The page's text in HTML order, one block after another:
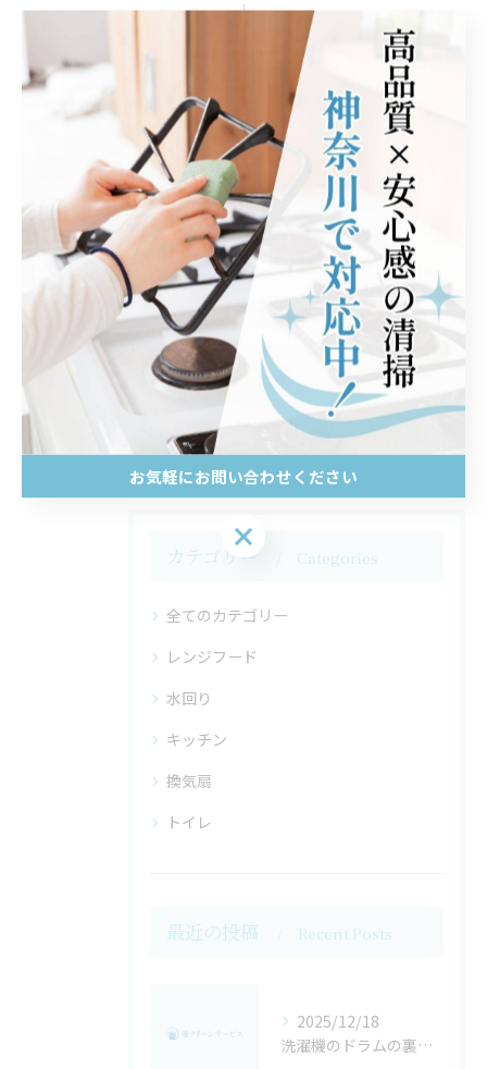
関連タグ
#エアコンクリーニング #神奈川 #平塚市
#清潔 #ハウスダスト #ゴキブリ
#ドレンホース洗浄 #エアコンの水漏れ
#ハウスクリーニング #小田原市
#伊勢原市 #茅ヶ崎市 #藤沢市 #厚木市
#海老名市 #大磯町 #二宮町 #大井町
#松田町
カテゴリー Categories
全てのカテゴリー
レンジフード
水回り
キッチン
換気扇
トイレ
最近の投稿 Recent Posts
2025/12/18
洗濯機のドラムの裏側は閲覧注意・・・
お気軽にお問い合わせください
お気軽にお問い合わせください